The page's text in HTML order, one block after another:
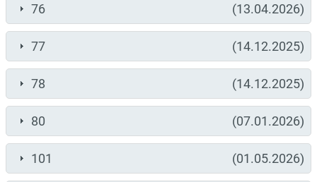
76 (13.04.2026)
77 (14.12.2025)
78 (14.12.2025)
80 (07.01.2026)
101 (01.05.2026)